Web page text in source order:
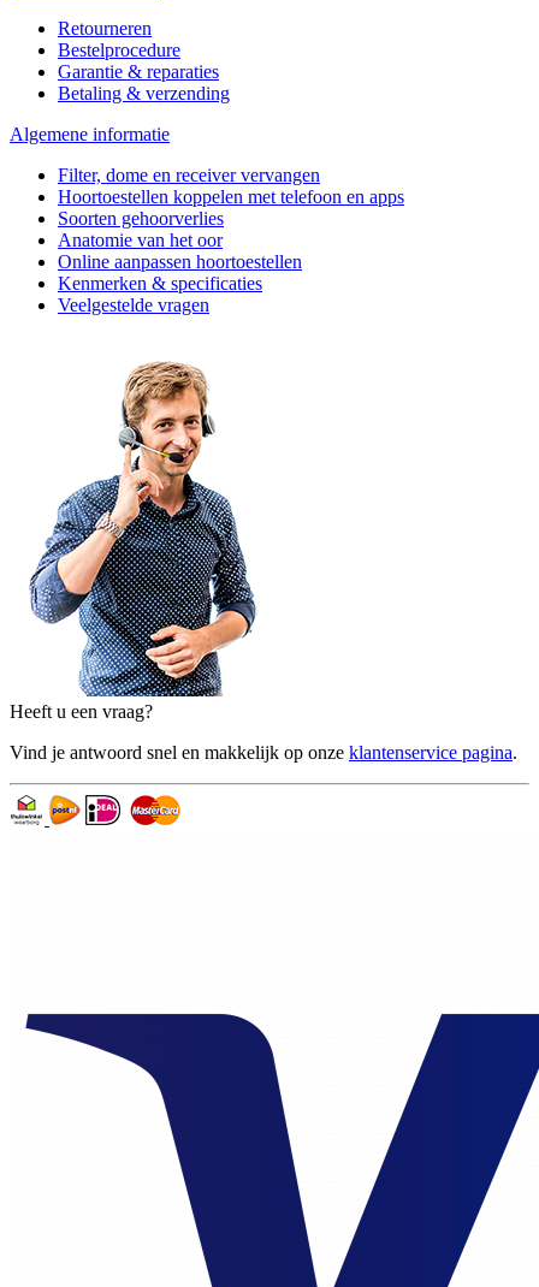
Retourneren
Bestelprocedure
Garantie & reparaties
Betaling & verzending
Algemene informatie
Filter, dome en receiver vervangen
Hoortoestellen koppelen met telefoon en apps
Soorten gehoorverlies
Anatomie van het oor
Online aanpassen hoortoestellen
Kenmerken & specificaties
Veelgestelde vragen
Heeft u een vraag?
Vind je antwoord snel en makkelijk op onze klantenservice pagina.